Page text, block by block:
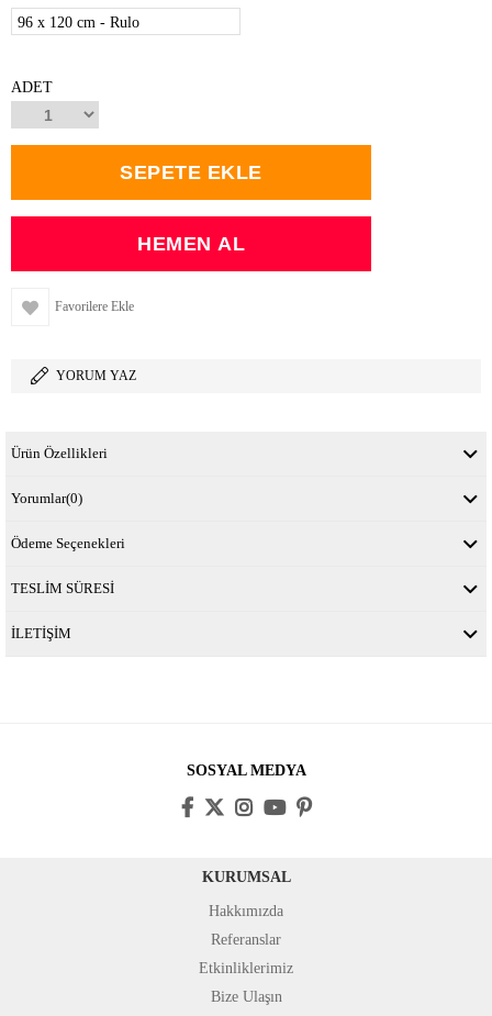
96 x 120 cm - Rulo
ADET
Favorilere Ekle
YORUM YAZ
Ürün Özellikleri
Yorumlar(0)
Ödeme Seçenekleri
TESLİM SÜRESİ
İLETİŞİM
SOSYAL MEDYA
KURUMSAL
Hakkımızda
Referanslar
Etkinliklerimiz
Bize Ulaşın